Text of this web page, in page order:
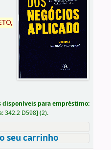
disponíveis para empréstimo:
342.2 D598] (2).
seu carrinho